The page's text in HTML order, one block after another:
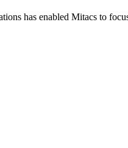
has enabled Mitacs to